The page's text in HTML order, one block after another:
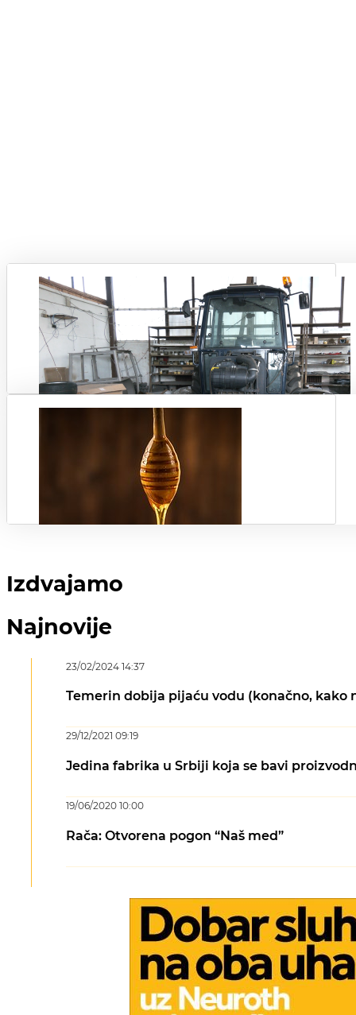
Izdvajamo
Najnovije
Temerin dobija pijaću vodu (konačno,
23/02/2024 14:37
Jedina fabrika u Srbiji koja se bavi
29/12/2021 09:19
Rača: Otvorena pogon “Naš med”
19/06/2020 10:00